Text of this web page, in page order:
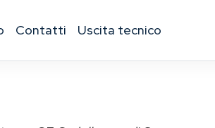
contatti uscita tecnico